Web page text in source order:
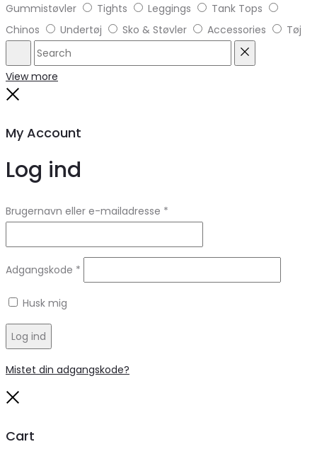
Gummistøvler
Tights Leggings
Tank Tops
Chinos
Undertøj Sko & Støvler Accessories Tøj
Search
View more
My Account
Log ind
Brugernavn eller e-mailadresse *
Adgangskode *
Husk mig
Log ind
Mistet din adgangskode?
Cart